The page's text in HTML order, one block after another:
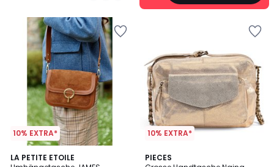
10% EXTRA*
LA PETITE ETOILE
2
10% EXTRA*
PIECES
4,4